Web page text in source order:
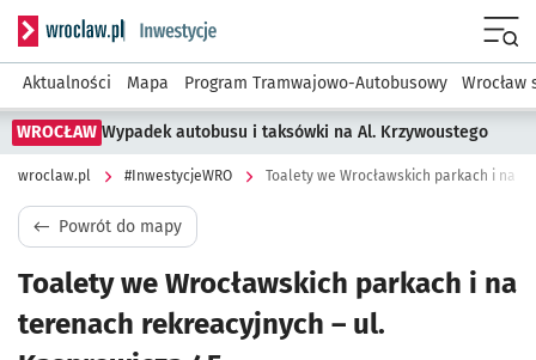
Serwis informacyjny wroclaw.pl podserwis:
Aktualności Mapa Program Tramwajowo-Autobusowy Wrocław
WROCŁAW Wypadek autobusu i taksówki na Al. Krzywoustego
wroclaw.pl #InwestycjeWRO
Powrót do mapy
Toalety we Wrocławskich parkach i na
terenach rekreacyjnych – ul.